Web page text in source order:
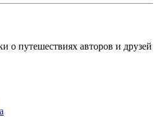
о путешествиях авторов и друзей